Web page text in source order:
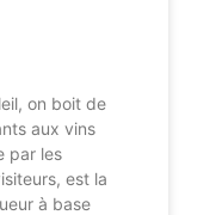
on boit de
aux vins
par les
est la
à base